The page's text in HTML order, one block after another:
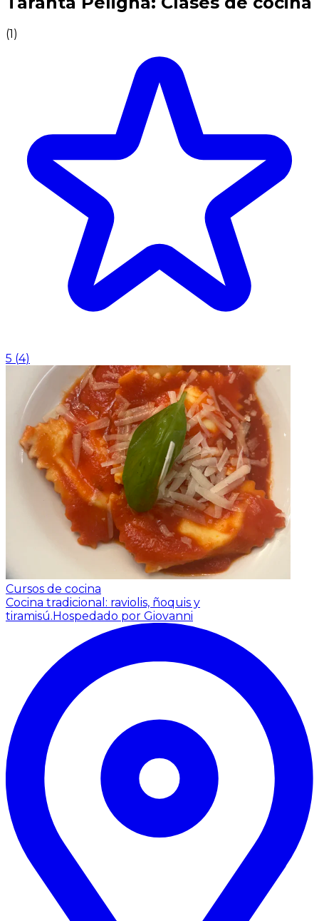
(1)
5 (4)
Cursos de cocina
Cocina tradicional: raviolis, ñoquis y
tiramisú.Hospedado por Giovanni